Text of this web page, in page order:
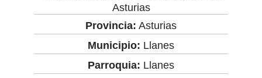
Asturias
Provincia: Asturias
Municipio: Llanes
Parroquia: Llanes